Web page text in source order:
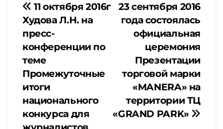
Навигация
по
записям
23 сентября 2016
года состоялась
официальная
церемония
Презентации
торговой марки
«MANERA» на
территории ТЦ
«GRAND PARK»
11 октября 2016г
Худова Л.Н. на
пресс-
конференции по
теме
Промежуточные
итоги
национального
конкурса для